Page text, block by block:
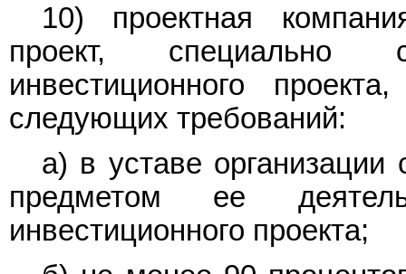
10) проектная
проект, специально
инвестиционного
следующих требований:
а) в уставе
предметом ее
инвестиционного проекта;